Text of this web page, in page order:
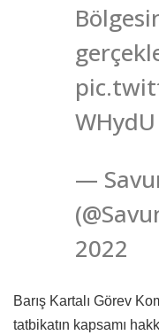
WHydU
—
2022
Barış Kartalı Görev
tatbikatın kapsamı